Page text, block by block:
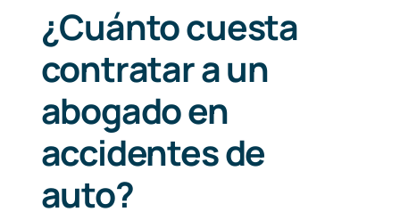
¿Cuánto cuesta
contratar a un
abogado en
accidentes de
auto?